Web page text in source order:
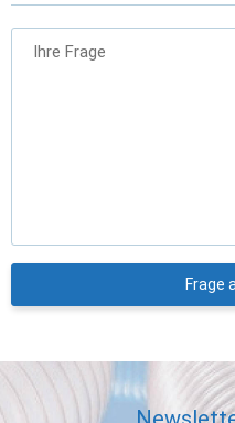
Ihre Frage
Frage